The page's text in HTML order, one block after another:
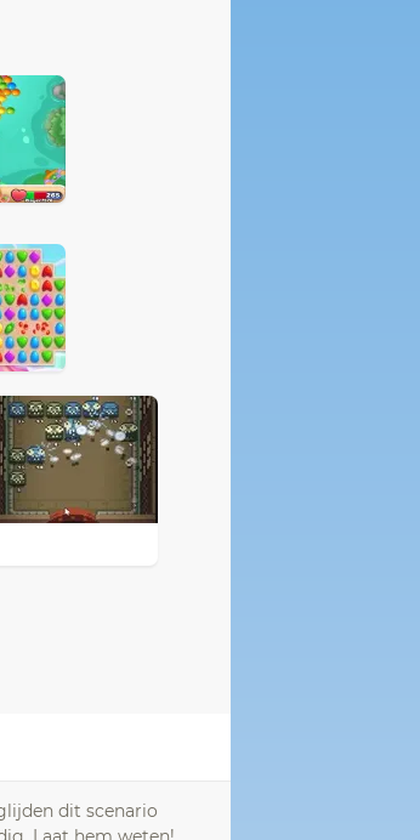
dit scenario